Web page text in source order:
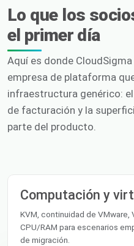
Lo que los
el primer día
Aquí es donde
empresa de plataforma
infraestructura genérico:
de facturación y la
parte del producto.
Computación y
KVM, continuidad de VMware,
CPU/RAM para escenarios
de migración.